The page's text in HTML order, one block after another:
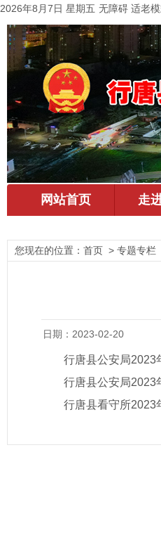
2026年8月7日 星期五 无障碍 适老
您现在的位置： 首页 > 专题专栏
日期：2023-02-20
行唐县公安局2023
行唐县公安局2023
行唐县看守所2023